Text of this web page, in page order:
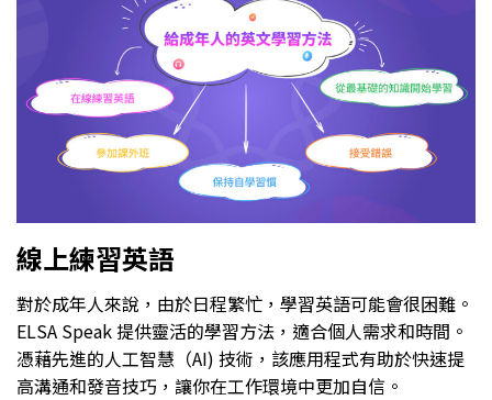
線上練習英語
對於成年人來說，由於日程繁忙，學習英語可能會很困難。
ELSA Speak 提供靈活的學習方法，適合個人需求和時間。
憑藉先進的人工智慧（AI) 技術，該應用程式有助於快速提
高溝通和發音技巧，讓你在工作環境中更加自信。